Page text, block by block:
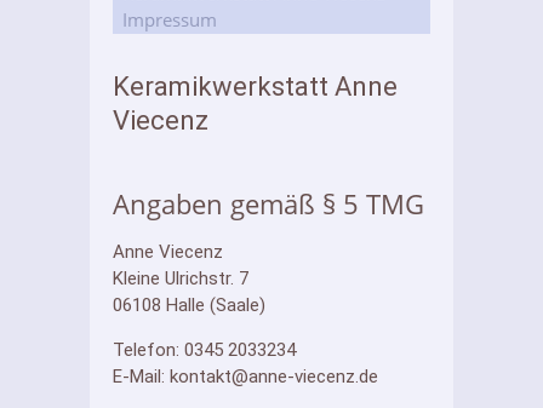
Impressum
Keramikwerkstatt Anne
Viecenz
Angaben gemäß § 5 TMG
Anne Viecenz
Kleine Ulrichstr. 7
06108 Halle (Saale)
Telefon: 0345 2033234
E-Mail: kontakt@anne-viecenz.de